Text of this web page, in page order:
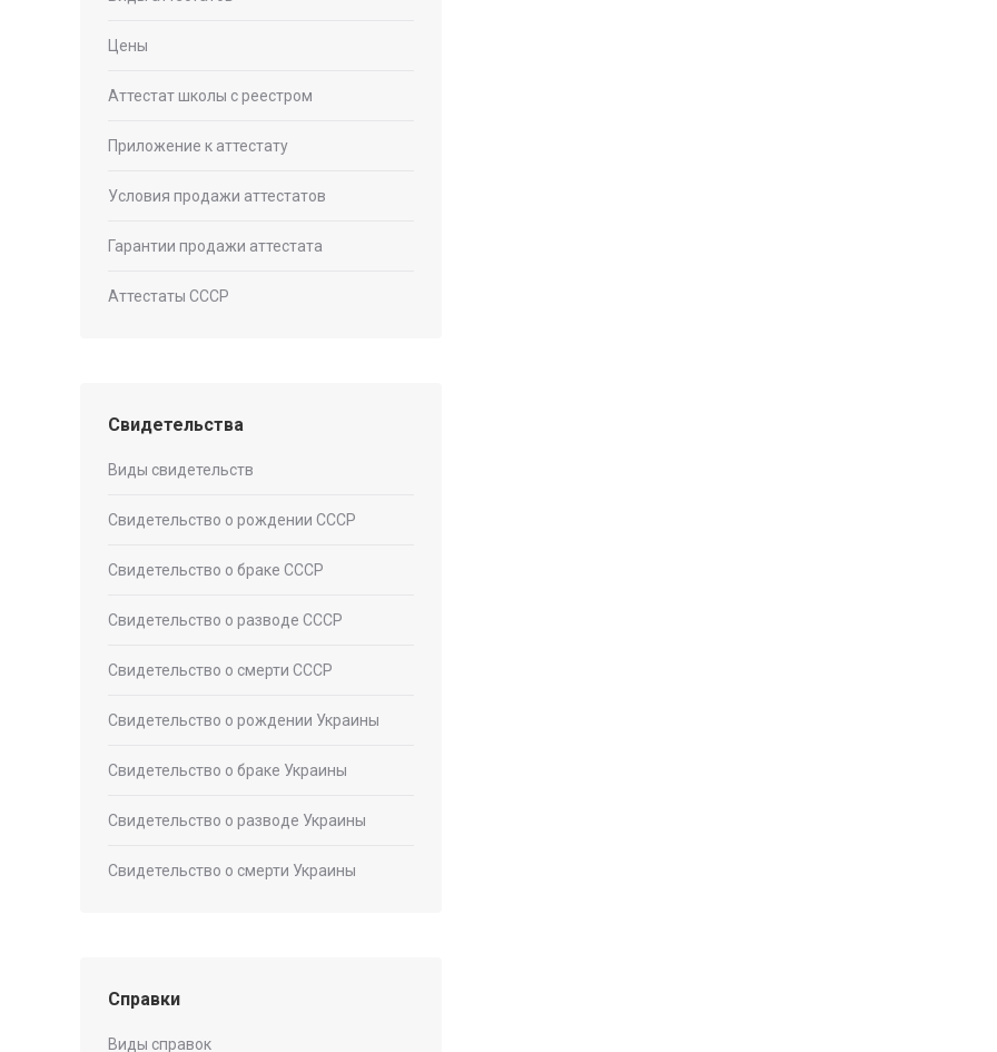
Цены
Аттестат школы с реестром
Приложение к аттестату
Условия продажи аттестатов
Гарантии продажи аттестата
Аттестаты СССР
Свидетельства
Виды свидетельств
Свидетельство о рождении СССР
Свидетельство о браке СССР
Свидетельство о разводе СССР
Свидетельство о смерти СССР
Свидетельство о рождении Украины
Свидетельство о браке Украины
Свидетельство о разводе Украины
Свидетельство о смерти Украины
Справки
Виды справок